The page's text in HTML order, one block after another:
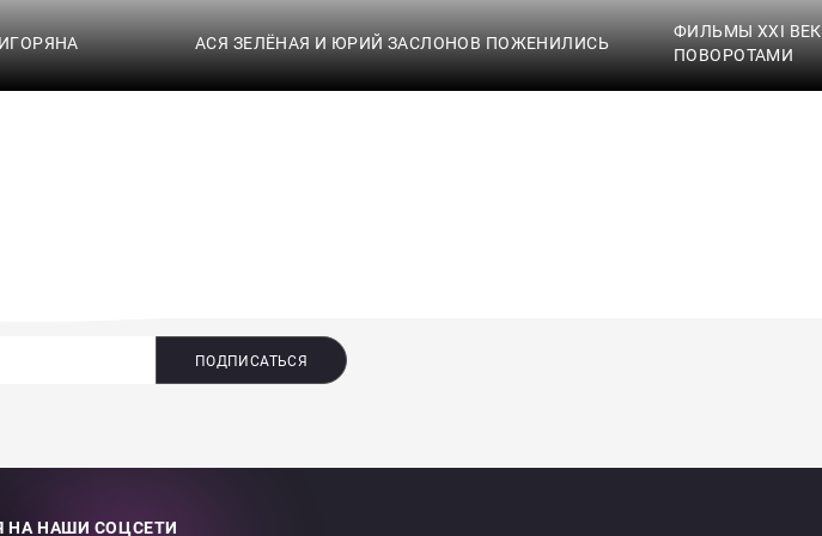
АСЯ ЗЕЛЁНАЯ И ЮРИЙ ЗАСЛОНОВ ПОЖЕНИЛИСЬ
ФИЛЬМЫ XXI
ПОВОРОТАМИ
ПОДПИСАТЬСЯ
НА НАШИ СОЦСЕТИ